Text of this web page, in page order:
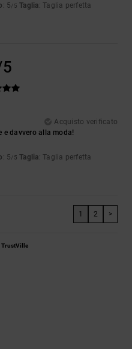
: 5/5 Taglia: Taglia perfetta
Acquisto verificato
e davvero alla moda!
: 5/5 Taglia: Taglia perfetta
1 2 >
TrustVille